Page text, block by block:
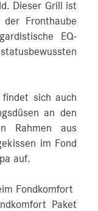
Dieser Grill ist
Fronthaube
EQ-
sich auch
an den
Rahmen aus
im Fond
auf.
Fondkomfort
Paket